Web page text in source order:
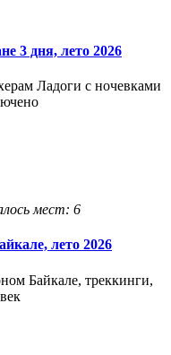
3 дня, лето 2026
Ладоги с ночевками
мест: 6
лето 2026
Байкале, треккинги,